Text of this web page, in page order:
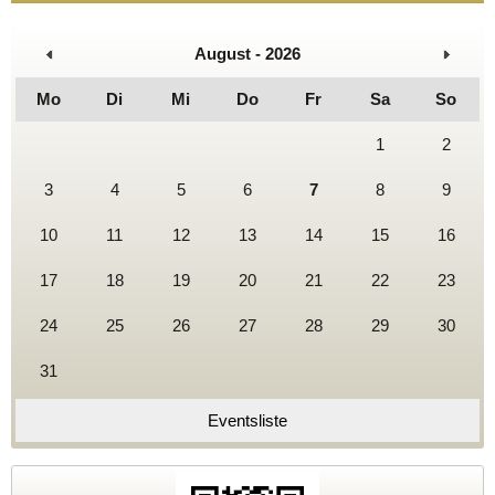
August - 2026
Mo Di Mi Do Fr Sa So
1 2
3 4 5 6 7 8 9
10 11 12 13 14 15 16
17 18 19 20 21 22 23
24 25 26 27 28 29 30
31
Eventsliste